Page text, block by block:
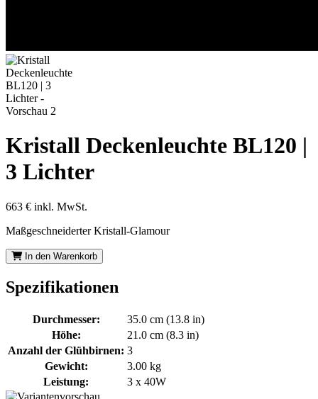
Kristall Deckenleuchte BL120 |
3 Lichter
663 € inkl. MwSt.
Maßgeschneiderter Kristall-Glamour
In den Warenkorb
Spezifikationen
Durchmesser:
35.0 cm (13.8 in)
Höhe:
21.0 cm (8.3 in)
Anzahl der Glühbirnen: 3
Gewicht:
3.00 kg
Leistung:
3 x 40W